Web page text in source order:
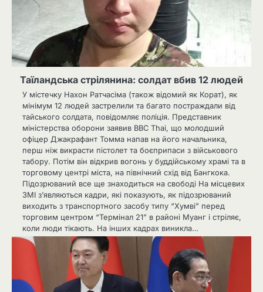
Таїландська стрілянина: солдат вбив 12 людей
У містечку Нахон Ратчасіма (також відомий як Корат), як
мінімум 12 людей застрелили та багато постраждали від
тайського солдата, повідомляє поліція. Представник
міністерства оборони заявив BBC Thai, що молодший
офіцер Джакрафант Томма напав на його начальника,
перш ніж викрасти пістолет та боєприпаси з військового
табору. Потім він відкрив вогонь у буддійському храмі та в
торговому центрі міста, на північний схід від Бангкока.
Підозрюваний все ще знаходиться на свободі На місцевих
ЗМІ з’являються кадри, які показують, як підозрюваний
виходить з транспортного засобу типу “Хумві” перед
торговим центром “Термінал 21” в районі Муанг і стріляє,
коли люди тікають. На інших кадрах виникла…